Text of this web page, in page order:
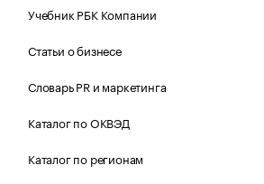
Учебник РБК Компании
Статьи о бизнесе
Словарь PR и маркетинга
Каталог по ОКВЭД
Каталог по регионам